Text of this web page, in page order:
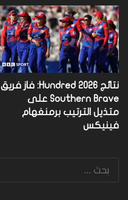
نتائج Hundred 2026: فاز فريق
Southern Brave على
متذيل الترتيب برمنغهام
فينيكس